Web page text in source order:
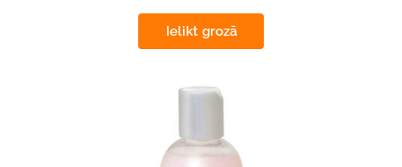
Ielikt grozā